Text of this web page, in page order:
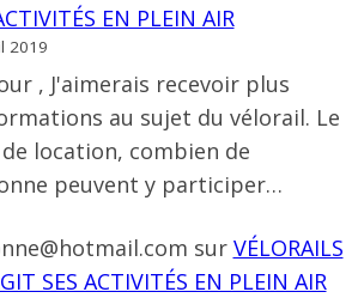
EN PLEIN AIR
2019
, J'aimerais recevoir plus
au sujet du vélorail. Le
location, combien de
peuvent y participer…
sur VÉLORAILS
SES ACTIVITÉS EN PLEIN AIR